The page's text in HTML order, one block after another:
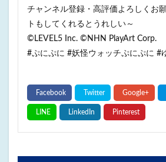
チャンネル登録・高評価よろしくお
トもしてくれるとうれしい～
©LEVEL5 Inc. ©NHN PlayArt Corp.
#ぷにぷに #妖怪ウォッチぷにぷに #